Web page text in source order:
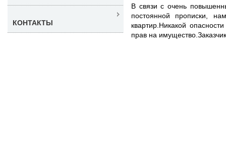
В связи с очень
постоянной прописки,
квартир.Никакой
прав на
КОНТАКТЫ